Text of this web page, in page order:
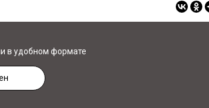
в удобном формате